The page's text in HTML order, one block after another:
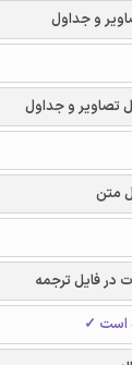
و جداول
تصاویر و جداول
متن
در فایل ترجمه
است ✓